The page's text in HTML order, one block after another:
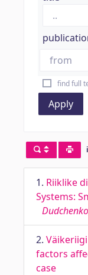
find full
Apply
1. Riiklike
Systems:
2.
factors
case